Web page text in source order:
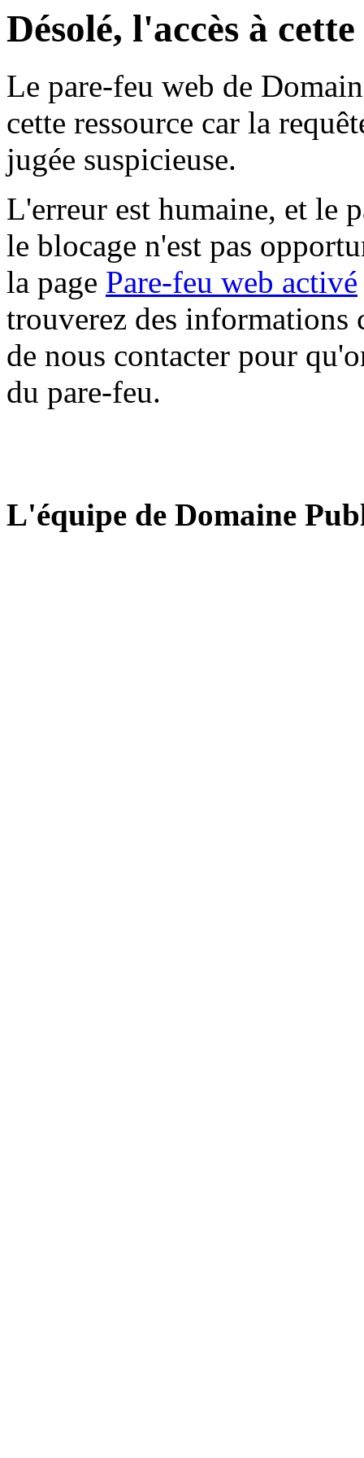
Désolé, l'accès à
Le pare-feu web de
cette ressource car la
jugée suspicieuse.
L'erreur est humaine, et le
le blocage n'est pas
la page Pare-feu web activé
trouverez des informations
de nous contacter pour
du pare-feu.
L'équipe de Domaine